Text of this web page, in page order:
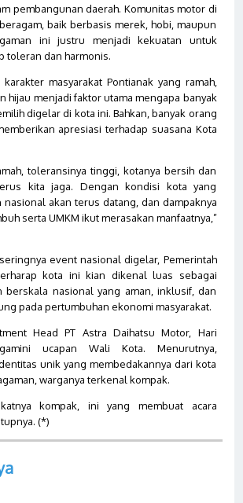
pembangunan daerah. Komunitas motor di
baik berbasis merek, hobi, maupun
ini justru menjadi kekuatan untuk
toleran dan harmonis.
masyarakat Pontianak yang ramah,
hijau menjadi faktor utama mengapa banyak
digelar di kota ini. Bahkan, banyak orang
apresiasi terhadap suasana Kota
toleransinya tinggi, kotanya bersih dan
kita jaga. Dengan kondisi kota yang
nasional akan terus datang, dan dampaknya
serta UMKM ikut merasakan manfaatnya,”
event nasional digelar, Pemerintah
kota ini kian dikenal luas sebagai
berskala nasional yang aman, inklusif, dan
pada pertumbuhan ekonomi masyarakat.
Head PT Astra Daihatsu Motor, Hari
ucapan Wali Kota. Menurutnya,
unik yang membedakannya dari kota
warganya terkenal kompak.
kompak, ini yang membuat acara
(*)